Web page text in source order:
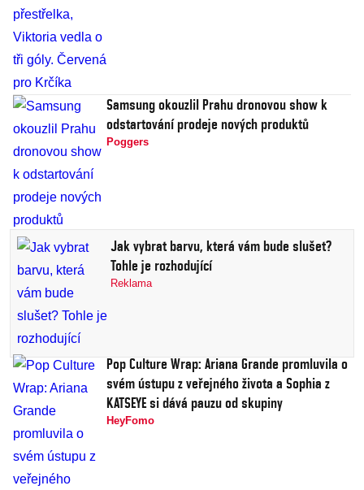
Samsung okouzlil Prahu dronovou show k
odstartování prodeje nových produktů
Poggers
Jak vybrat barvu, která vám bude slušet?
Tohle je rozhodující
Reklama
Pop Culture Wrap: Ariana Grande promluvila o
svém ústupu z veřejného života a Sophia z
KATSEYE si dává pauzu od skupiny
HeyFomo